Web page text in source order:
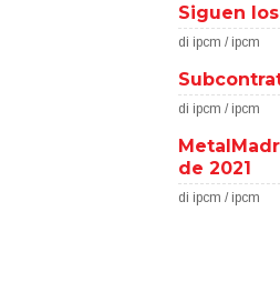
Siguen
di ipcm / ipcm
di ipcm / ipcm
de 2021
di ipcm / ipcm